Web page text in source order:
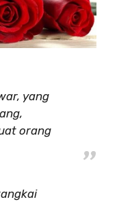
yang
orang